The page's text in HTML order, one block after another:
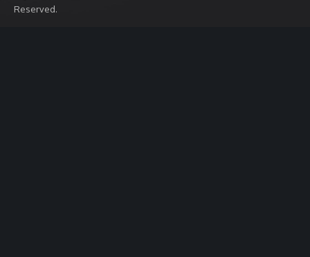
Reserved.